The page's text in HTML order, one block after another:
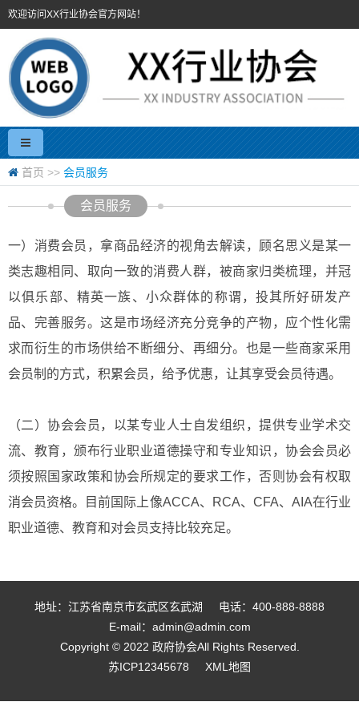
欢迎访问XX行业协会官方网站！
首页 >> 会员服务
会员服务
一）消费会员，拿商品经济的视角去解读，顾名思义是某一
类志趣相同、取向一致的消费人群，被商家归类梳理，并冠
以俱乐部、精英一族、小众群体的称谓，投其所好研发产
品、完善服务。这是市场经济充分竞争的产物，应个性化需
求而衍生的市场供给不断细分、再细分。也是一些商家采用
会员制的方式，积累会员，给予优惠，让其享受会员待遇。
（二）协会会员，以某专业人士自发组织，提供专业学术交
流、教育，颁布行业职业道德操守和专业知识，协会会员必
须按照国家政策和协会所规定的要求工作，否则协会有权取
消会员资格。目前国际上像ACCA、RCA、CFA、AIA在行业
职业道德、教育和对会员支持比较充足。
地址：江苏省南京市玄武区玄武湖
电话：400-888-8888
E-mail：admin@admin.com
Copyright © 2022 政府协会All Rights Reserved.
苏ICP12345678
XML地图